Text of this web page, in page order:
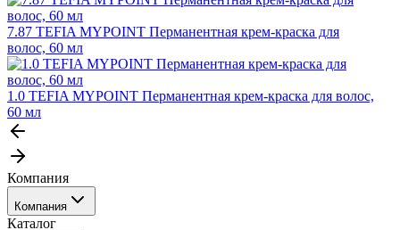
7.87 TEFIA MYPOINT Перманентная крем-краска для
волос, 60 мл
1.0 TEFIA MYPOINT Перманентная крем-краска для волос,
60 мл
Компания
Компания
Каталог